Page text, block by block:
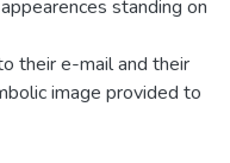
standing on
their e-mail and their
image provided to